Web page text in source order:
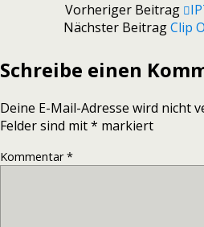
Vorheriger Beitrag
Nächster BeitragClip
Schreibe einen
Deine E-Mail-Adresse wird nicht
Felder sind mit* markiert
Kommentar*